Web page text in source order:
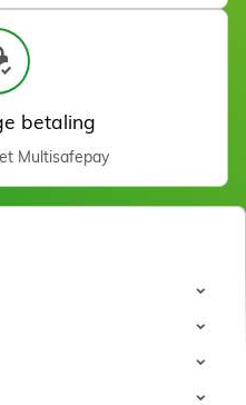
betaling
Multisafepay